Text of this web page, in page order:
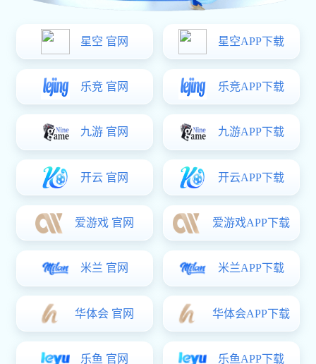
德高系列
不锈钢系列 尼龙系列 金属系列
当前位置：好博体育 >产品中心 亨域系列